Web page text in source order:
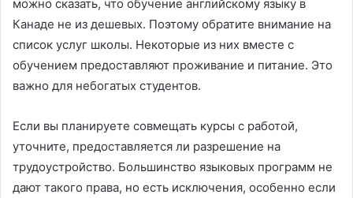
можно сказать, что обучение английскому языку в
Канаде не из дешевых. Поэтому обратите внимание на
список услуг школы. Некоторые из них вместе с
обучением предоставляют проживание и питание. Это
важно для небогатых студентов.
Если вы планируете совмещать курсы с работой,
уточните, предоставляется ли разрешение на
трудоустройство. Большинство языковых программ не
дают такого права, но есть исключения, особенно если